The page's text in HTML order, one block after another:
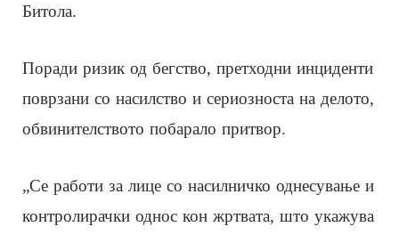
Битола.
Поради ризик од бегство, претходни инциденти
поврзани со насилство и сериозноста на делото,
обвинителството побарало притвор.
„Се работи за лице со насилничко однесување и
контролирачки однос кон жртвата, што укажува